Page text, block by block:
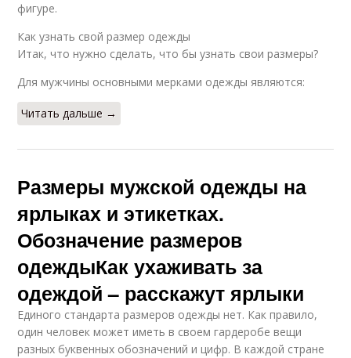
фигуре.
Как узнать свой размер одежды
Итак, что нужно сделать, что бы узнать свои размеры?
Для мужчины основными мерками одежды являются:
Читать дальше →
Размеры мужской одежды на
ярлыках и этикетках.
Обозначение размеров
одеждыКак ухаживать за
одеждой – расскажут ярлыки
Единого стандарта размеров одежды нет. Как правило,
один человек может иметь в своем гардеробе вещи
разных буквенных обозначений и цифр. В каждой стране